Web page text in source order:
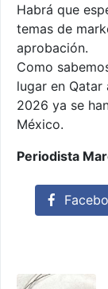
Habrá que
temas de
aprobación.
Como
lugar en
2026 ya se
México.
Periodista